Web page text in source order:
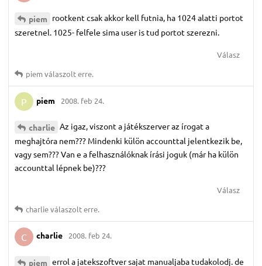
piem rootkent csak akkor kell futnia, ha 1024 alatti portot
szeretnel. 1025- felfele sima user is tud portot szerezni.
Válasz
piemválaszolt erre.
P piem 2008. feb 24.
charlie Az igaz, viszont a játékszerver az írogat a
meghajtóra nem??? Mindenki külön accounttal jelentkezik be,
vagy sem??? Van e a felhasználóknak írási joguk (már ha külön
accounttal lépnek be)???
Válasz
charlieválaszolt erre.
C charlie 2008. feb 24.
piem errol a jatekszoftver sajat manualjaba tudakolodj. de